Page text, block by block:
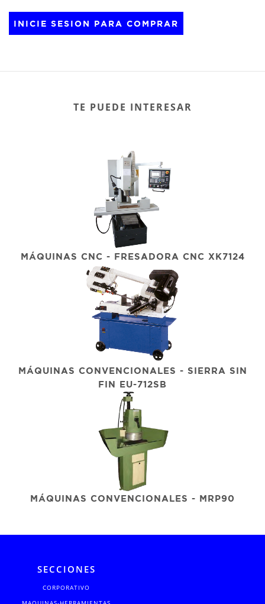
INICIE SESION PARA COMPRAR
TE PUEDE INTERESAR
MÁQUINAS CNC - FRESADORA CNC XK7124
MÁQUINAS CONVENCIONALES - SIERRA SIN
FIN EU-712SB
MÁQUINAS CONVENCIONALES - MRP90
SECCIONES
CORPORATIVO